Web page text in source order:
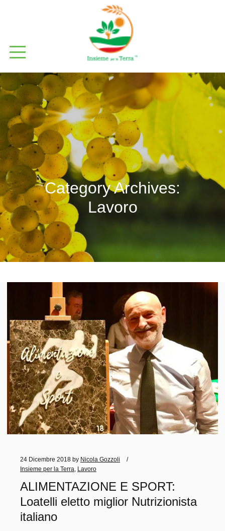
Category Archives:
Lavoro
24 Dicembre 2018 by Nicola Gozzoli
Insieme per la Terra
Lavoro
ALIMENTAZIONE E SPORT:
Loatelli eletto miglior Nutrizionista
italiano